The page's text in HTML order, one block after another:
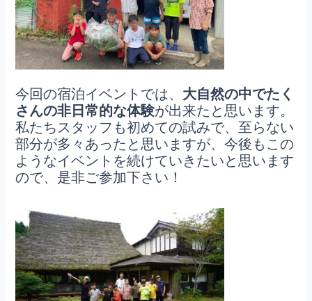
今回の宿泊イベントでは、 大自然の中でたく
さんの非日常的な体験が出来たと思います。
私たちスタッフも初めての試みで、至らない
部分が多々あったと思いますが、今後もこの
ようなイベントを続けていきたいと思います
ので、是非ご参加下さい！